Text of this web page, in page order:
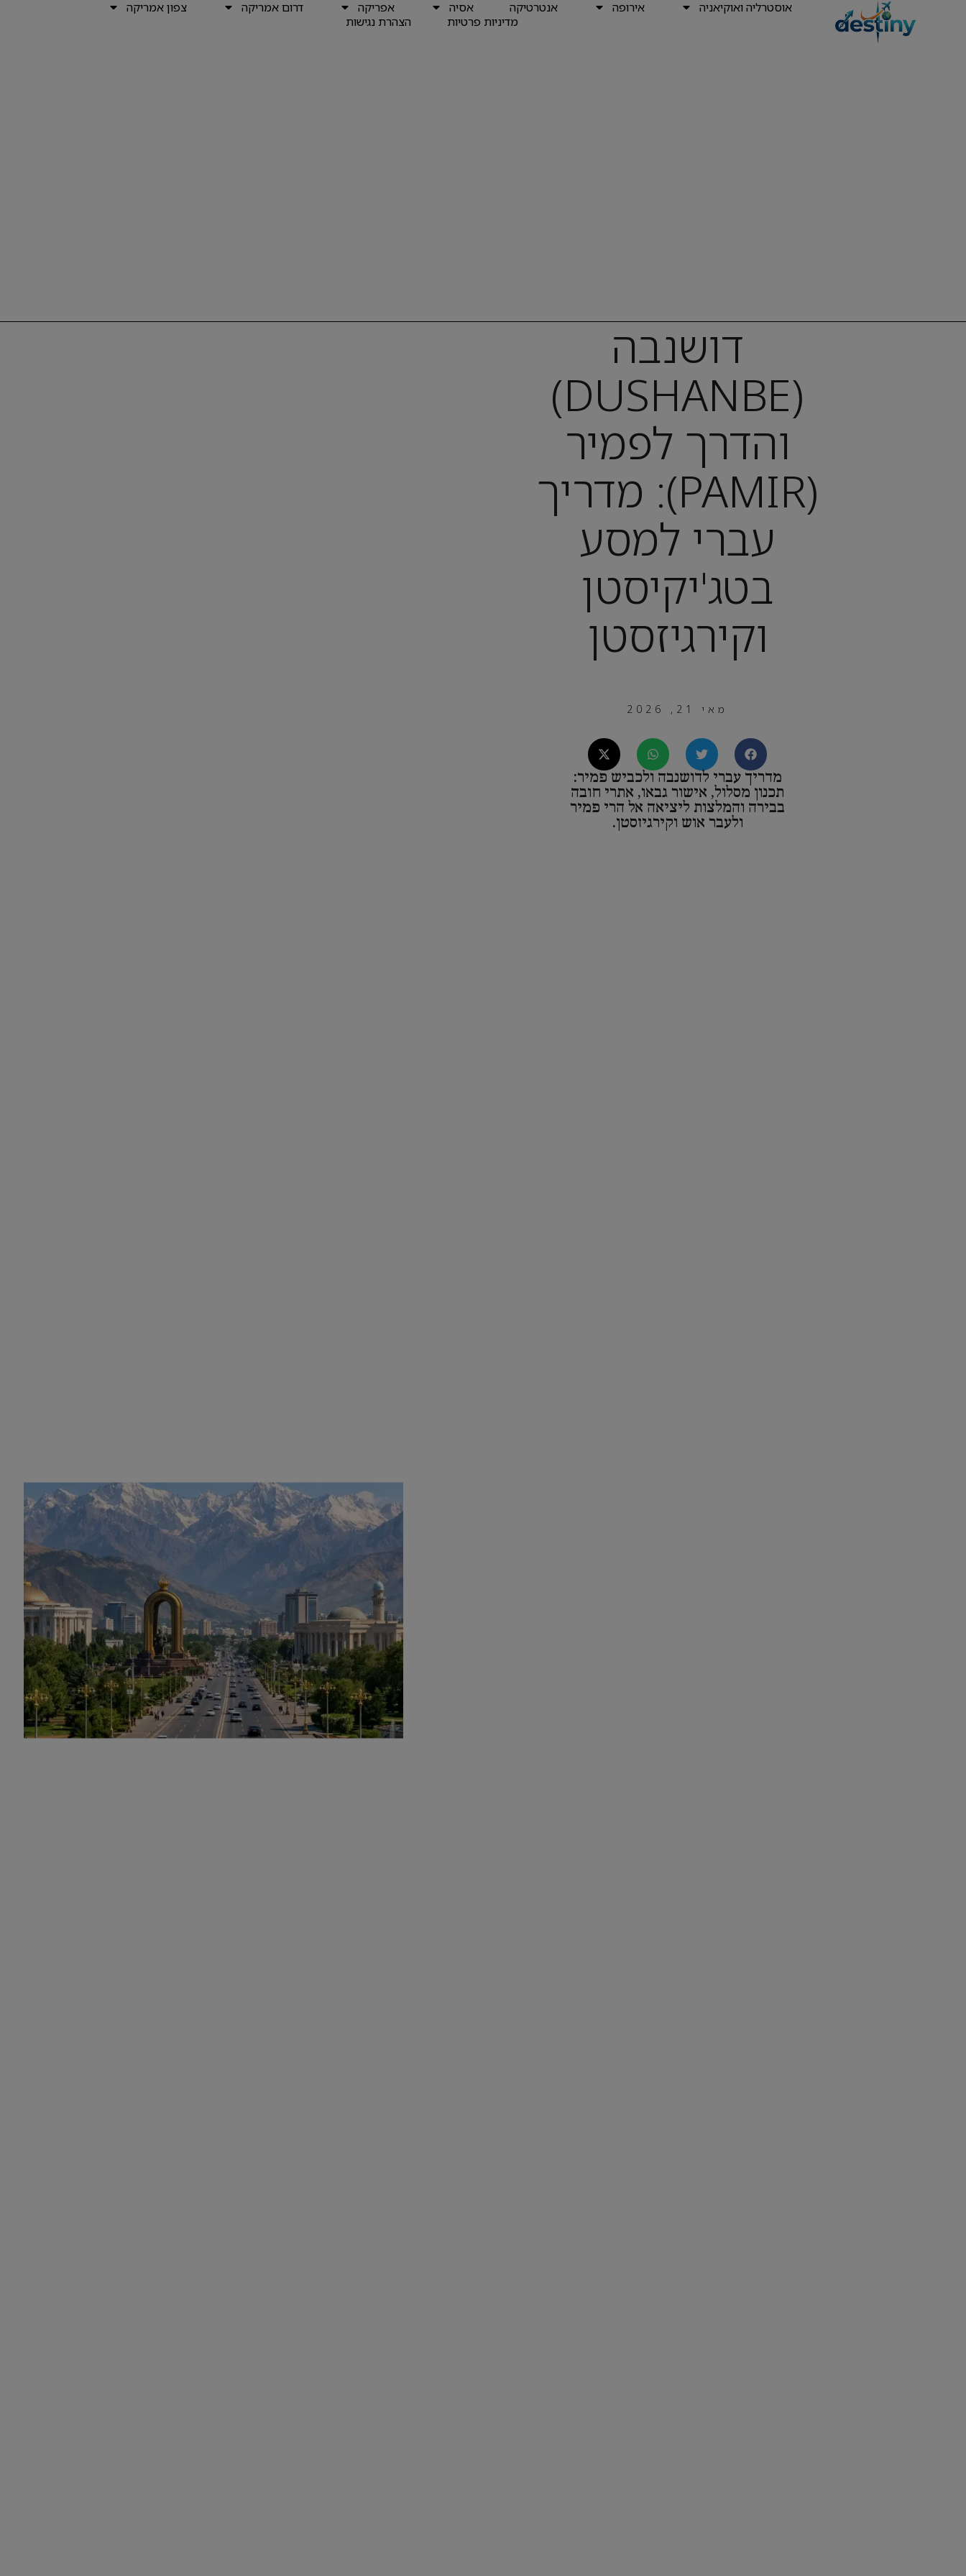
אוסטרליה ואוקיאניה אירופה אנטרטיקה אסיה אפריקה דרום אמריקה
צפון אמריקה
מדיניות פרטיות
הצהרת נגישות
דושנבה
(DUSHANBE)
והדרך לפמיר
(PAMIR): מדריך
עברי למסע
בטג'יקיסטן
וקירגיזסטן
מאי 21, 2026
מדריך עברי לדושנבה ולכביש פמיר:
תכנון מסלול, אישור גבאו, אתרי חובה
בבירה והמלצות ליציאה אל הרי פמיר
ולעבר אוש וקירגיזסטן.